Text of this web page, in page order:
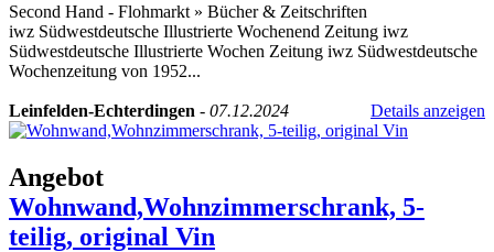
Second Hand - Flohmarkt » Bücher & Zeitschriften
iwz Südwestdeutsche Illustrierte Wochenend Zeitung iwz
Südwestdeutsche Illustrierte Wochen Zeitung iwz Südwestdeutsche
Wochenzeitung von 1952...
Leinfelden-Echterdingen - 07.12.2024 Details anzeigen
Angebot
Wohnwand,Wohnzimmerschrank, 5-
teilig, original Vin